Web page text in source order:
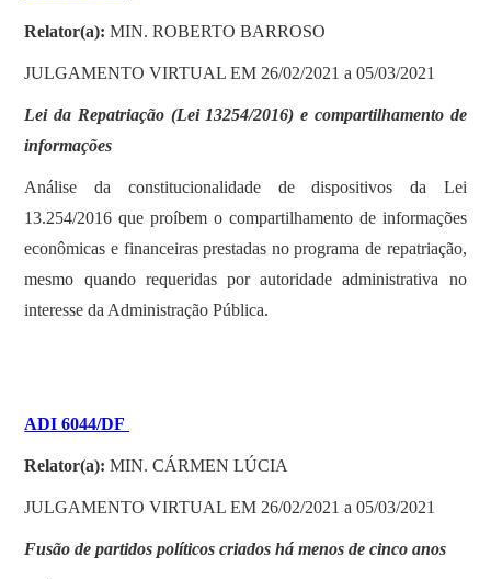
Relator(a): MIN. ROBERTO BARROSO
JULGAMENTO VIRTUAL EM 26/02/2021 a 05/03/2021
Lei da Repatriação (Lei 13254/2016) e compartilhamento de
informações
Análise da constitucionalidade de dispositivos da Lei
13.254/2016 que proíbem o compartilhamento de informações
econômicas e financeiras prestadas no programa de repatriação,
mesmo quando requeridas por autoridade administrativa no
interesse da Administração Pública.
ADI 6044/DF
Relator(a): MIN. CÁRMEN LÚCIA
JULGAMENTO VIRTUAL EM 26/02/2021 a 05/03/2021
Fusão de partidos políticos criados há menos de cinco anos